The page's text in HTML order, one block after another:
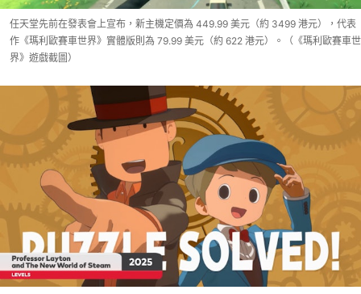
任天堂先前在發表會上宣布，新主機定價為 449.99 美元（約 3499 港元），代表
作《瑪利歐賽車世界》實體版則為 79.99 美元（約 622 港元）。（《瑪利歐賽車世
界》遊戲截圖）